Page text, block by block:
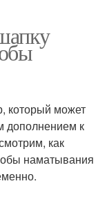
который может
дополнением к
как
наматывания